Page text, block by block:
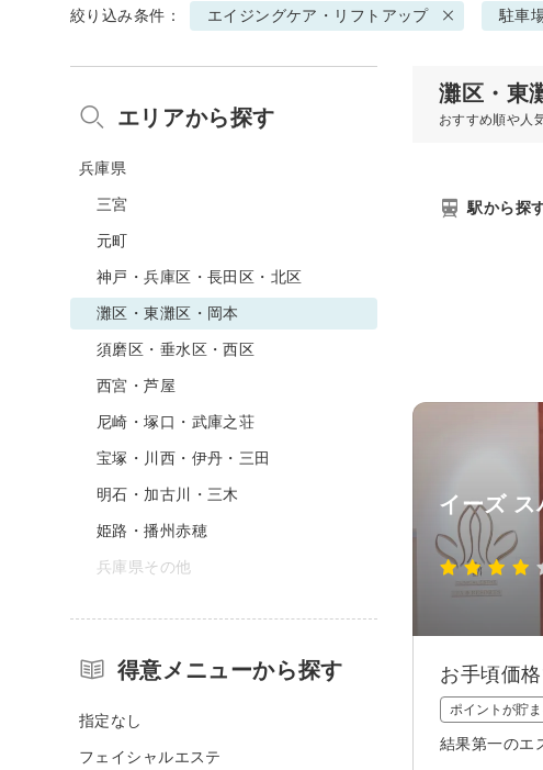
絞り込み条件： エイジングケア・リフトアップ 駐車
灘区・東
おすすめ順や人
駅から探
イーズ
お手頃価
ポイントが貯
結果第一のエ
エリアから探す
兵庫県
三宮
元町
神戸・兵庫区・長田区・北区
灘区・東灘区・岡本
須磨区・垂水区・西区
西宮・芦屋
尼崎・塚口・武庫之荘
宝塚・川西・伊丹・三田
明石・加古川・三木
姫路・播州赤穂
兵庫県その他
得意メニューから探す
指定なし
フェイシャルエステ